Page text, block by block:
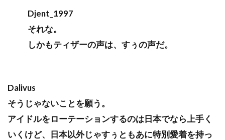
Djent_1997
それな。
しかもティザーの声は、すぅの声だ。
Dalivus
そうじゃないことを願う。
アイドルをローテーションするのは日本でなら上手く
いくけど、日本以外じゃすぅともあに特別愛着を持っ